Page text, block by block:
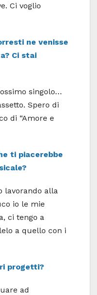
Ci voglio
ne venisse
Ci stai
singolo…
Spero di
di “Amore e
ti piacerebbe
lavorando alla
io le mie
ci tengo a
a quello con i
progetti?
ad